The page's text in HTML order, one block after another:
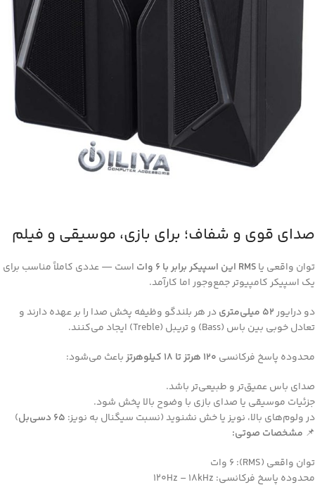
صدای قوی و شفاف؛ برای بازی، موسیقی و فیلم
توان واقعی یاRMS این اسپیکر برابر با 6 وات
است — عددی کاملاً مناسب برای
یک اسپیکر کامپیوتر جمع‌وجور اما کارآمد.
دو درایور52 میلی‌متری
در هر بلندگو وظیفه پخش صدا را بر عهده دارند و
تعادل خوبی بین باس (Bass) و تریبل (Treble) ایجاد می‌کنند.
محدوده پاسخ فرکانسی 120 هرتز تا 18 کیلوهرتز
باعث می‌شود:
صدای باس عمیق‌تر و طبیعی‌تر باشد.
جزئیات موسیقی یا صدای بازی با وضوح بالا پخش شود.
در ولوم‌های بالا، نویز یا خش نشنوید (نسبت سیگنال به نویز: 65 دسی‌بل
)
📌 مشخصات صوتی:
توان واقعی (RMS): 6 وات
محدوده پاسخ فرکانسی: 120Hz – 18kHz